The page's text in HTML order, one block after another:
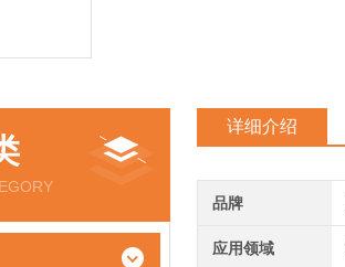
详细介绍
品牌
应用领域